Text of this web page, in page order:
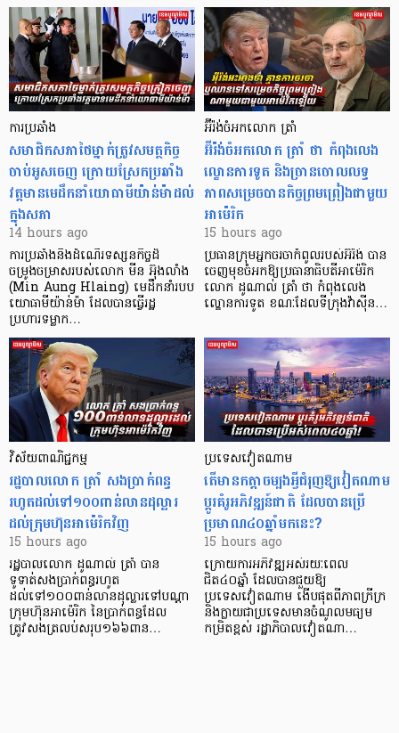
ការប្រឆាំង
សមាជិកសភាថៃម្នាក់ត្រូវសមត្ថកិច្ច
ចាប់អូសចេញ ក្រោយស្រែកប្រឆាំង
វត្តមានមេដឹកនាំយោធាមីយ៉ាន់ម៉ាដល់
ក្នុងសភា
14 hours ago
ការប្រឆាំងនឹងដំណើរទស្សនកិច្ចដ៏
ចម្រូងចម្រាសរបស់លោក មីន អ៊ុងលាំង
(Min Aung Hlaing) មេដឹកនាំរបប
យោធាមីយ៉ាន់ម៉ា ដែលបានធ្វើរដ្ឋ
ប្រហារទម្លាក…
អ៊ីរ៉ង់ចំអកលោក ត្រាំ
អ៊ីរ៉ង់ចំអកលោក ត្រាំ ថា កំពុងលេង
ល្ខោនការទូត និងច្រានចោលលទ្ធ
ភាពសម្រេចបានកិច្ចព្រមព្រៀងជាមួយ
អាម៉េរិក
15 hours ago
ប្រធានក្រុមអ្នកចរចាកំពូលរបស់អ៊ីរ៉ង់ បាន
ចេញមុខចំអកឱ្យប្រធានាធិបតីអាម៉េរិក
លោក ដូណាល់ ត្រាំ ថា កំពុងលេង
ល្ខោនការទូត ខណៈដែលទីក្រុងវ៉ាស៊ីន…
វិស័យ​ពាណិជ្ជកម្ម
រដ្ឋបាលលោក ត្រាំ សងប្រាក់ពន្ធ
រហូតដល់ទៅ១០០ពាន់លានដុល្លារ
ដល់ក្រុមហ៊ុនអាម៉េរិកវិញ
15 hours ago
រដ្ឋបាលលោក ដូណាល់ ត្រាំ បាន​
ទូទាត់សងប្រាក់ពន្ធរហូត
ដល់ទៅ១០០ពាន់លានដុល្លារទៅបណ្ដា
ក្រុមហ៊ុនអាម៉េរិក នៃប្រាក់ពន្ធដែល
ត្រូវសងត្រលប់សរុប១៦៦ពាន…
ប្រទេសវៀតណាម
តើមានកត្តាចម្បងអ្វីជំរុញឱ្យវៀតណាម
ប្តូរគំរូអភិវឌ្ឍន៍ជាតិ ដែលបានប្រើ
ប្រមាណ៤០ឆ្នាំមកនេះ?
15 hours ago
ក្រោយការអភិវឌ្ឍអស់រយៈពេល
ជិត៤០ឆ្នាំ ដែលបានជួយឱ្យ​
ប្រទេសវៀតណាម ងើប​ផុតពីភាពក្រីក្រ
និងក្លាយជាប្រទេសមានចំណូលមធ្យម
កម្រិតខ្ពស់ រដ្ឋាភិបាលវៀតណា…